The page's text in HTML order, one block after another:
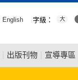
English 字級： 大
出版刊物 宣導專區